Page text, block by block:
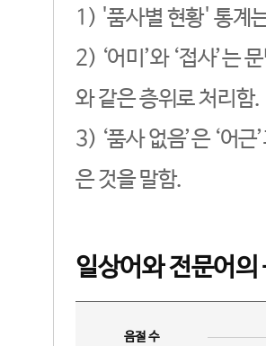
1) '품사별 현황' 통계
2) ‘어미’와 ‘접사’는
와 같은 층위로 처리함.
3) ‘품사 없음’은 ‘어
은 것을 말함.
일상어와 전문어의
음절 수